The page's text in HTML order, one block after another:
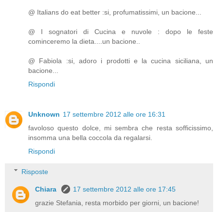
@ Italians do eat better :si, profumatissimi, un bacione...
@ I sognatori di Cucina e nuvole : dopo le feste
cominceremo la dieta....un bacione..
@ Fabiola :si, adoro i prodotti e la cucina siciliana, un
bacione...
Rispondi
Unknown 17 settembre 2012 alle ore 16:31
favoloso questo dolce, mi sembra che resta sofficissimo,
insomma una bella coccola da regalarsi.
Rispondi
Risposte
Chiara
17 settembre 2012 alle ore 17:45
grazie Stefania, resta morbido per giorni, un bacione!